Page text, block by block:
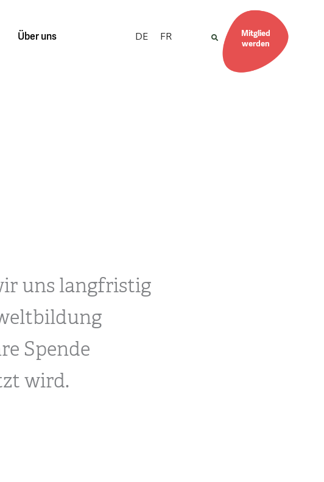
Über uns DE FR
Mitglied
werden
uns langfristig
Spende
wird.